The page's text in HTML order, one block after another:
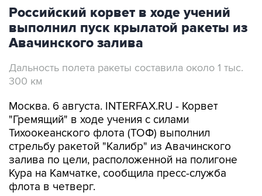
Российский корвет в ходе учений
выполнил пуск крылатой ракеты из
Авачинского залива
Дальность полета ракеты составила около 1 тыс.
300 км
Москва. 6 августа. INTERFAX.RU - Корвет
"Гремящий" в ходе учения с силами
Тихоокеанского флота (ТОФ) выполнил
стрельбу ракетой "Калибр" из Авачинского
залива по цели, расположенной на полигоне
Кура на Камчатке, сообщила пресс-служба
флота в четверг.